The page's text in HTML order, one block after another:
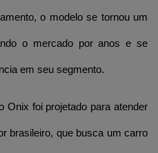
o modelo se tornou um
o mercado por anos e se
em seu segmento.
Onix foi projetado para atender
brasileiro, que busca um carro